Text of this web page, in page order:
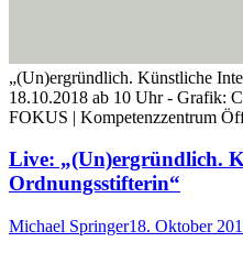
„(Un)ergründlich. Künstliche
18.10.2018 ab 10 Uhr - Grafik:
FOKUS | Kompetenzzentrum
Live: „(Un)ergründlich.
Ordnungsstifterin“
Michael Springer18. Oktober